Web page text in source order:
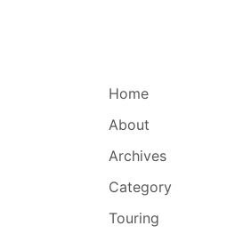
Home
About
Archives
Category
Touring